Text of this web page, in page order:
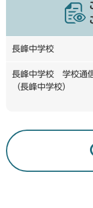
長峰中学校
長峰中学校 学校通
（長峰中学校）